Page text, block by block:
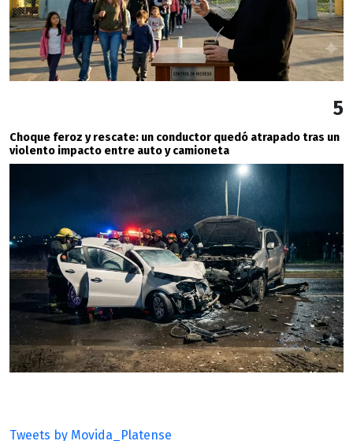
5
Choque feroz y rescate: un conductor quedó atrapado tras un
violento impacto entre auto y camioneta
Tweets by Movida_Platense